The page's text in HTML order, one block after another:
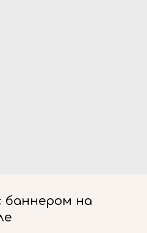
баннером на